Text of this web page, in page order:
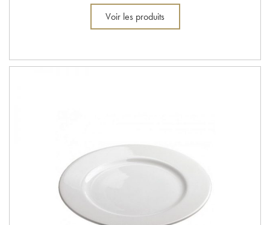
Voir les produits